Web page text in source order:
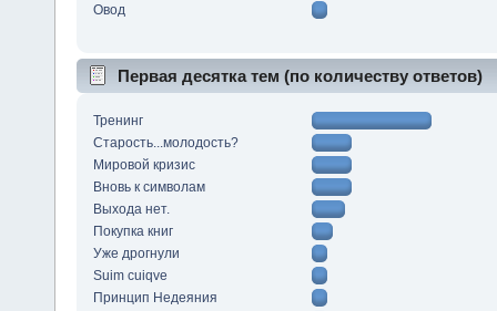
Овод
Первая десятка тем (по количеству ответов)
Тренинг
Старость...молодость?
Мировой кризис
Вновь к символам
Выхода нет.
Покупка книг
Уже дрогнули
Suim cuiqve
Принцип Недеяния